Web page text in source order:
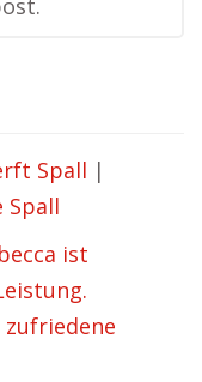
Spall |
Spall
ist
zufriedene